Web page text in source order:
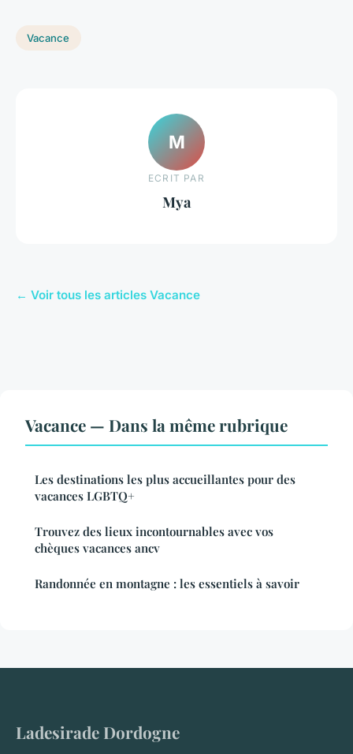
Vacance
M
ECRIT PAR
Mya
← Voir tous les articles Vacance
Vacance — Dans la même rubrique
Les destinations les plus accueillantes pour des
vacances LGBTQ+
Trouvez des lieux incontournables avec vos
chèques vacances ancv
Randonnée en montagne : les essentiels à savoir
Ladesirade Dordogne